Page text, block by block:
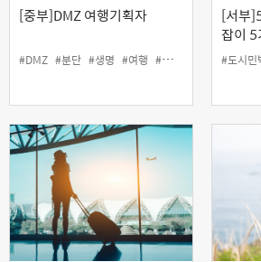
[중부]DMZ 여행기획자
#DMZ #분단 #생명 #여행 #통일문화 #평화
[서부
잡이 5
#도시민